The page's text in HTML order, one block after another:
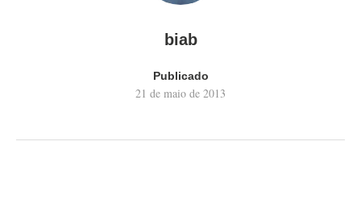
biab
Publicado
21 de maio de 2013